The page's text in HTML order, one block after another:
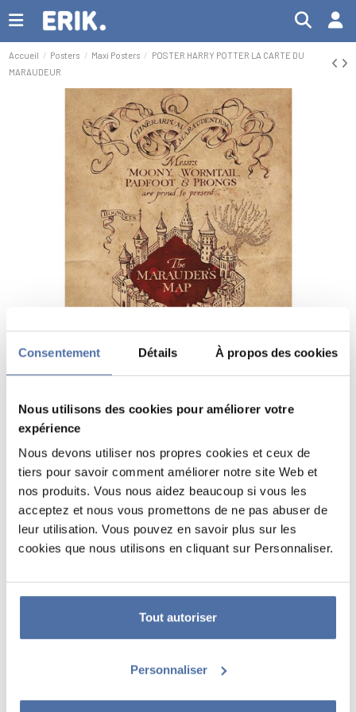
Consentement Détails À propos des cookies
Nous utilisons des cookies pour améliorer votre
expérience
Nous devons utiliser nos propres cookies et ceux de
tiers pour savoir comment améliorer notre site Web et
nos produits. Vous nous aidez beaucoup si vous les
acceptez et nous vous promettons de ne pas abuser de
leur utilisation. Vous pouvez en savoir plus sur les
cookies que nous utilisons en cliquant sur Personnaliser.
Tout autoriser
Personnaliser
Accueil Posters Maxi Posters
POSTER HARRY POTTER LA CARTE DU
MARAUDEUR
POSTER HARRY POTTER LA
Poster au format 61 x 91,5 cm imprimé sur papier brillant 150 g/m².
Livré enroulé et sous film rétractable.